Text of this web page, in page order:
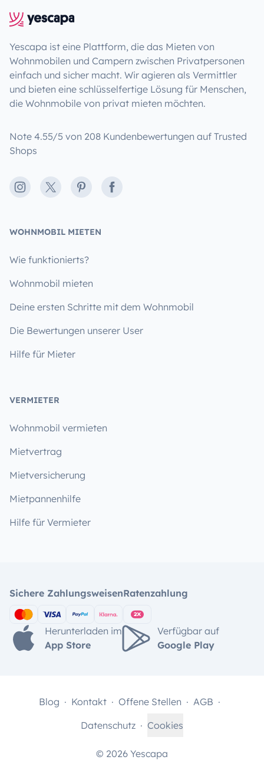
Yescapa ist eine Plattform, die das Mieten von
Wohnmobilen und Campern zwischen Privatpersonen
einfach und sicher macht. Wir agieren als Vermittler
und bieten eine schlüsselfertige Lösung für Menschen,
die Wohnmobile von privat mieten möchten.
Note 4.55/5 von 208 Kundenbewertungen auf Trusted
Shops
Instagram
X PinterestFacebook
WOHNMOBIL MIETEN
Wie funktionierts?
Wohnmobil mieten
Deine ersten Schritte mit dem Wohnmobil
Die Bewertungen unserer User
Hilfe für Mieter
VERMIETER
Wohnmobil vermieten
Mietvertrag
Mietversicherung
Mietpannenhilfe
Hilfe für Vermieter
Sichere ZahlungsweisenRatenzahlung
Herunterladen im
App Store
Verfügbar auf
Google Play
© 2026 Yescapa
Blog Kontakt Offene Stellen
AGB
Datenschutz
Cookies